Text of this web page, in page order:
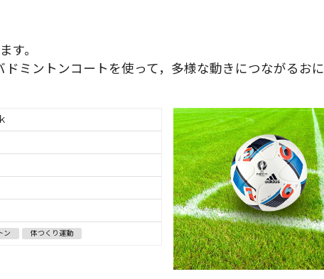
す。
ミントンコートを使って，多様な動きにつながるおに
ン 体つくり運動